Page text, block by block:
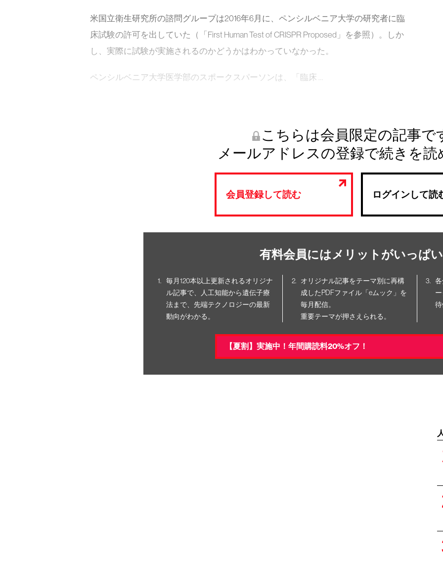
米国立衛生研究所の諮問グループは2016年6月に、ペンシルベニア大学の研究者に臨
床試験の許可を出していた（「First Human Test of CRISPR Proposed」を参照）。しか
し、実際に試験が実施されるのかどうかはわかっていなかった。
ペンシルベニア大学医学部のスポークスパーソンは、「臨床 …
こちらは会員限定の記事で
メールアドレスの登録で続きを読
会員登録して読む ログインして読
有料会員にはメリットがいっぱい
毎月120本以上更新されるオリジナ
ル記事で、人工知能から遺伝子療
法まで、先端テクノロジーの最新
動向がわかる。
オリジナル記事をテーマ別に再構
成したPDFファイル「eムック」を
毎月配信。
重要テーマが押さえられる。
待
【夏割】実施中！年間購読料20%オフ！